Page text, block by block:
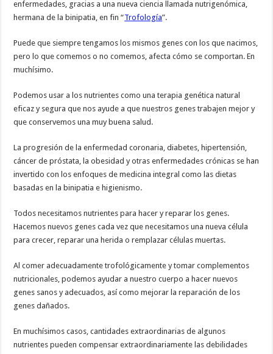
enfermedades, gracias a una nueva ciencia llamada nutrigenómica,
hermana de la binipatia, en fin “Trofología”.
Puede que siempre tengamos los mismos genes con los que nacimos,
pero lo que comemos o no comemos, afecta cómo se comportan. En
muchísimo.
Podemos usar a los nutrientes como una terapia genética natural
eficaz y segura que nos ayude a que nuestros genes trabajen mejor y
que conservemos una muy buena salud.
La progresión de la enfermedad coronaria, diabetes, hipertensión,
cáncer de próstata, la obesidad y otras enfermedades crónicas se han
invertido con los enfoques de medicina integral como las dietas
basadas en la binipatia e higienismo.
Todos necesitamos nutrientes para hacer y reparar los genes.
Hacemos nuevos genes cada vez que necesitamos una nueva célula
para crecer, reparar una herida o remplazar células muertas.
Al comer adecuadamente trofológicamente y tomar complementos
nutricionales, podemos ayudar a nuestro cuerpo a hacer nuevos
genes sanos y adecuados, así como mejorar la reparación de los
genes dañados.
En muchísimos casos, cantidades extraordinarias de algunos
nutrientes pueden compensar extraordinariamente las debilidades